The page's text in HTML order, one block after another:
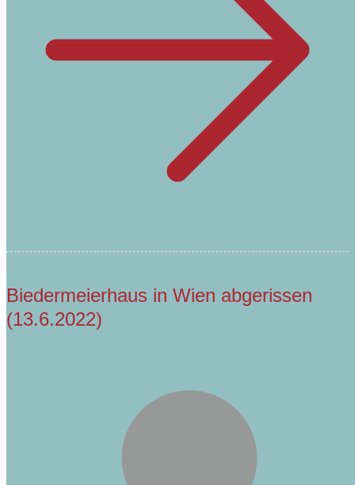
Biedermeierhaus in Wien abgerissen
(13.6.2022)